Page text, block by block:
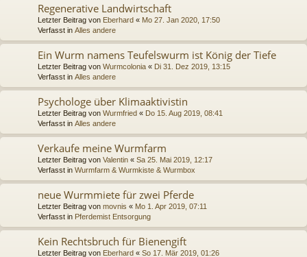
Regenerative Landwirtschaft
Letzter Beitrag von Eberhard « Mo 27. Jan 2020, 17:50
Verfasst in Alles andere
Ein Wurm namens Teufelswurm ist König der Tiefe
Letzter Beitrag von Wurmcolonia « Di 31. Dez 2019, 13:15
Verfasst in Alles andere
Psychologe über Klimaaktivistin
Letzter Beitrag von Wurmfried « Do 15. Aug 2019, 08:41
Verfasst in Alles andere
Verkaufe meine Wurmfarm
Letzter Beitrag von Valentin « Sa 25. Mai 2019, 12:17
Verfasst in Wurmfarm & Wurmkiste & Wurmbox
neue Wurmmiete für zwei Pferde
Letzter Beitrag von movnis « Mo 1. Apr 2019, 07:11
Verfasst in Pferdemist Entsorgung
Kein Rechtsbruch für Bienengift
Letzter Beitrag von Eberhard « So 17. Mär 2019, 01:26